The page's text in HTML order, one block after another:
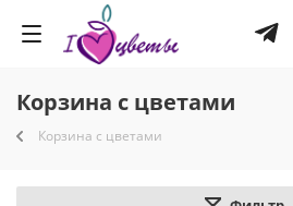
Корзина с цветами
Корзина с цветами